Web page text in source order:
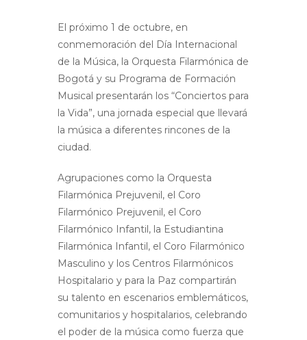
El próximo 1 de octubre, en
conmemoración del Día Internacional
de la Música, la Orquesta Filarmónica de
Bogotá y su Programa de Formación
Musical presentarán los “Conciertos para
la Vida”, una jornada especial que llevará
la música a diferentes rincones de la
ciudad.
Agrupaciones como la Orquesta
Filarmónica Prejuvenil, el Coro
Filarmónico Prejuvenil, el Coro
Filarmónico Infantil, la Estudiantina
Filarmónica Infantil, el Coro Filarmónico
Masculino y los Centros Filarmónicos
Hospitalario y para la Paz compartirán
su talento en escenarios emblemáticos,
comunitarios y hospitalarios, celebrando
el poder de la música como fuerza que